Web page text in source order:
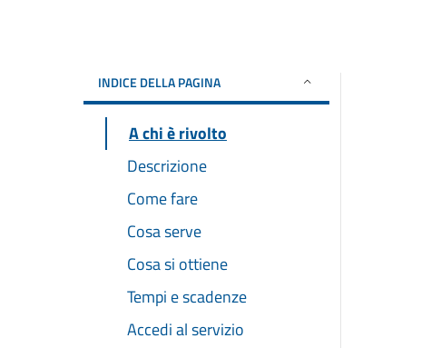
INDICE DELLA PAGINA
A chi è rivolto
Descrizione
Come fare
Cosa serve
Cosa si ottiene
Tempi e scadenze
Accedi al servizio